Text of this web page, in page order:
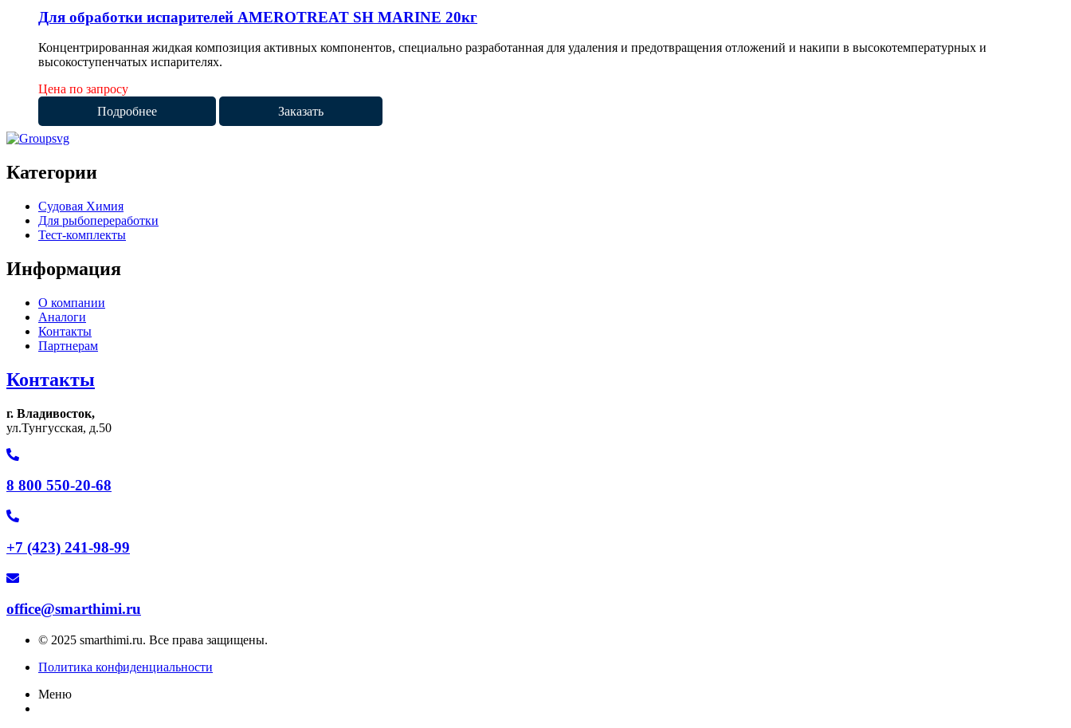
Для обработки испарителей AMEROTREAT SH MARINE 20кг
Концентрированная жидкая композиция активных компонентов, специально разработанная для удаления и предотвращения отложений и накипи в высокотемпературных и
высокоступенчатых испарителях.
Цена по запросу
Подробнее
Заказать
Категории
Судовая Химия
Для рыбопереработки
Тест-комплекты
Информация
О компании
Аналоги
Контакты
Партнерам
Контакты
г. Владивосток,
ул.Тунгусская, д.50
8 800 550-20-68
+7 (423) 241-98-99
office@smarthimi.ru
© 2025 smarthimi.ru. Все права защищены.
Политика конфиденциальности
Меню